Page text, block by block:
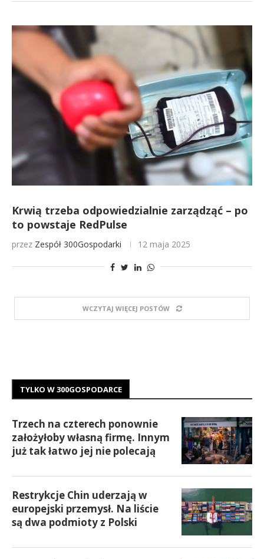
Krwią trzeba odpowiedzialnie zarządząć – po
to powstaje RedPulse
przez Zespół 300Gospodarki 12 maja 2025
WCZYTAJ WIĘCEJ POSTÓW
TYLKO W 300GOSPODARCE
Trzech na czterech ponownie
założyłoby własną firmę. Innym
już tak łatwo jej nie polecają
Restrykcje Chin uderzają w
europejski przemysł. Na liście
są dwa podmioty z Polski